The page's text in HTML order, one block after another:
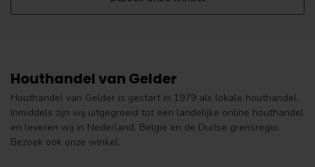
Houthandel van Gelder
Houthandel van Gelder is gestart in 1979 als lokale houthandel.
Inmiddels zijn wij uitgegroeid tot een landelijke online houthandel
en leveren wij in Nederland, België en de Duitse grensregio.
Bezoek ook onze winkel.